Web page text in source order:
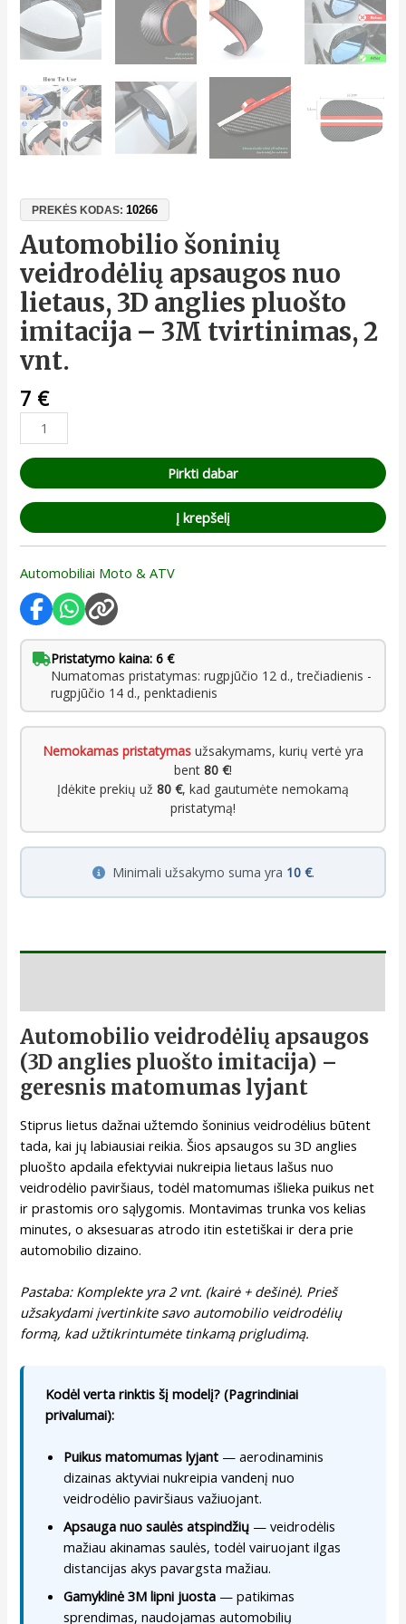
PREKĖS KODAS:10266
Automobilio šoninių
veidrodėlių apsaugos nuo
lietaus, 3D anglies pluošto
imitacija – 3M tvirtinimas, 2
vnt.
7 €
Pirkti dabar
Į krepšelį
Automobiliai Moto & ATV
Pristatymo kaina: 6 €
Numatomas pristatymas: rugpjūčio 12 d., trečiadienis -
rugpjūčio 14 d., penktadienis
Nemokamas pristatymas užsakymams, kurių vertė yra
bent 80 €!
Įdėkite prekių už 80 €, kad gautumėte nemokamą
pristatymą!
Minimali užsakymo suma yra 10 €.
Automobilio veidrodėlių apsaugos
(3D anglies pluošto imitacija) –
geresnis matomumas lyjant
Stiprus lietus dažnai užtemdo šoninius veidrodėlius būtent
tada, kai jų labiausiai reikia. Šios apsaugos su 3D anglies
pluošto apdaila efektyviai nukreipia lietaus lašus nuo
veidrodėlio paviršiaus, todėl matomumas išlieka puikus net
ir prastomis oro sąlygomis. Montavimas trunka vos kelias
minutes, o aksesuaras atrodo itin estetiškai ir dera prie
automobilio dizaino.
Pastaba: Komplekte yra 2 vnt. (kairė + dešinė). Prieš
užsakydami įvertinkite savo automobilio veidrodėlių
formą, kad užtikrintumėte tinkamą prigludimą.
Kodėl verta rinktis šį modelį? (Pagrindiniai
privalumai):
Puikus matomumas lyjant — aerodinaminis
dizainas aktyviai nukreipia vandenį nuo
veidrodėlio paviršiaus važiuojant.
Apsauga nuo saulės atspindžių — veidrodėlis
mažiau akinamas saulės, todėl vairuojant ilgas
distancijas akys pavargsta mažiau.
Gamyklinė 3M lipni juosta — patikimas
sprendimas, naudojamas automobilių